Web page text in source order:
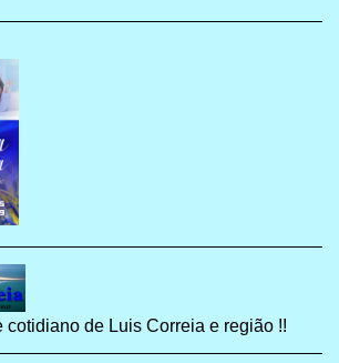
cotidiano de Luis Correia e região !!